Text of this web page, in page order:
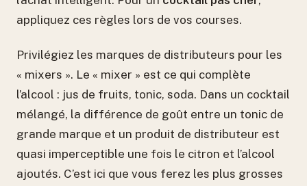
appliquez ces règles lors de vos courses.
Privilégiez les marques de distributeurs pour les
« mixers ». Le « mixer » est ce qui complète
l’alcool : jus de fruits, tonic, soda. Dans un cocktail
mélangé, la différence de goût entre un tonic de
grande marque et un produit de distributeur est
quasi imperceptible une fois le citron et l’alcool
ajoutés. C’est ici que vous ferez les plus grosses